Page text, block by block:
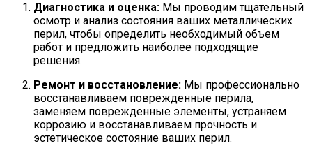
Диагностика и оценка: Мы проводим тщательный
осмотр и анализ состояния ваших металлических
перил, чтобы определить необходимый объем
работ и предложить наиболее подходящие
решения.
Ремонт и восстановление: Мы профессионально
восстанавливаем поврежденные перила,
заменяем поврежденные элементы, устраняем
коррозию и восстанавливаем прочность и
эстетическое состояние ваших перил.